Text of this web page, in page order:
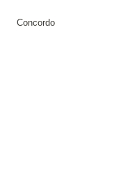
Concordo